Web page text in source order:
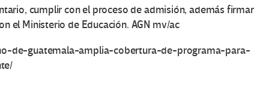
cumplir con el proceso de admisión, además firmar
el Ministerio de Educación. AGN mv/ac
de-guatemala-amplia-cobertura-de-programa-para-